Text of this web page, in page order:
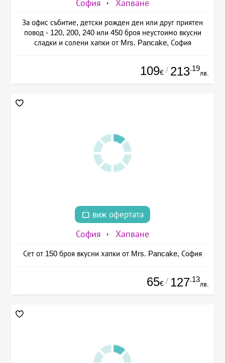
София Хапване
За офис събитие, детски рожден ден или друг приятен
повод - 120, 200, 240 или 450 броя неустоимо вкусни
сладки и солени хапки от Mrs. Pancake, София
109€ / 213.19
лв.
виж офертата
София Хапване
Сет от 150 броя вкусни хапки от Mrs. Pancake, София
65€ / 127.13
лв.